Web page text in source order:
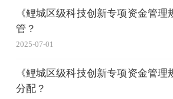
《鲤城区级科技创新专项资金管理
管？
2025-07-01
《鲤城区级科技创新专项资金管
分配？